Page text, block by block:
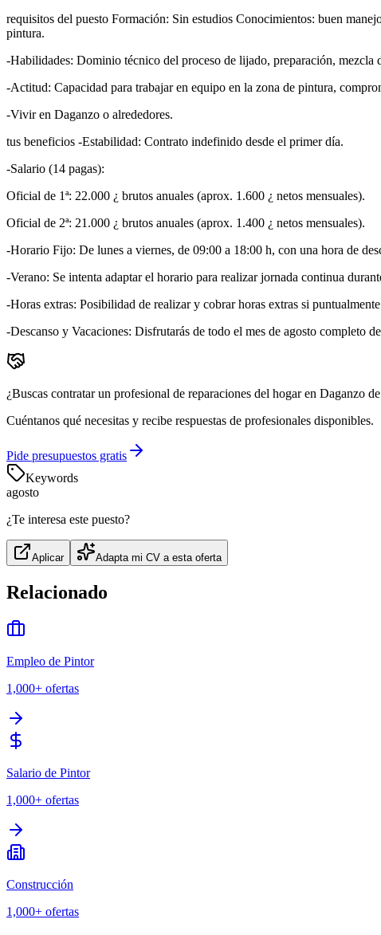
requisitos del puesto Formación: Sin estudios Conocimientos: buen
pintura.
-Habilidades: Dominio técnico del proceso de lijado, preparación, mezcla
-Actitud: Capacidad para trabajar en equipo en la zona de pintura,
-Vivir en Daganzo o alrededores.
tus beneficios -Estabilidad: Contrato indefinido desde el primer día.
-Salario (14 pagas):
Oficial de 1ª: 22.000 ¿ brutos anuales (aprox. 1.600 ¿ netos mensuales).
Oficial de 2ª: 21.000 ¿ brutos anuales (aprox. 1.400 ¿ netos mensuales).
-Horario Fijo: De lunes a viernes, de 09:00 a 18:00 h, con una hora de
-Verano: Se intenta adaptar el horario para realizar jornada continua
-Horas extras: Posibilidad de realizar y cobrar horas extras si
-Descanso y Vacaciones: Disfrutarás de todo el mes de agosto completo
¿Buscas contratar un profesional de reparaciones del hogar en Daganzo
Cuéntanos qué necesitas y recibe respuestas de profesionales disponibles.
Pide presupuestos gratis
Keywords
agosto
¿Te interesa este puesto?
Aplicar Adapta mi CV a esta oferta
Relacionado
Empleo de Pintor
1,000+ ofertas
Salario de Pintor
1,000+ ofertas
Construcción
1,000+ ofertas